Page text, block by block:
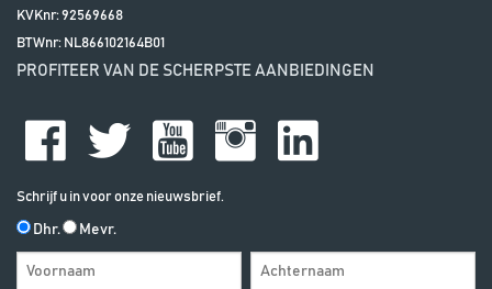
KVKnr: 92569668
BTWnr: NL866102164B01
PROFITEER VAN DE SCHERPSTE AANBIEDINGEN
Schrijf u in voor onze nieuwsbrief.
Dhr. Mevr.